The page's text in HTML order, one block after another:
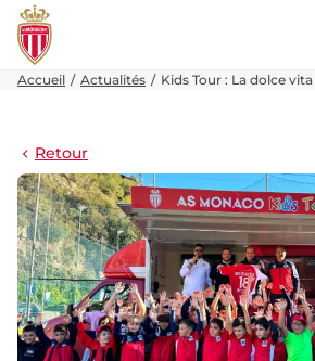
Accueil Actualités Kids Tour : La dolce
Retour